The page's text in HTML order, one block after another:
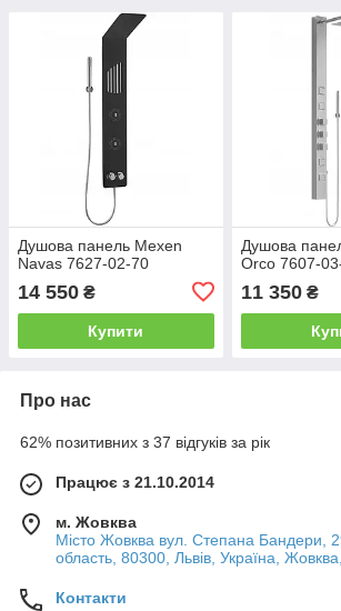
Душова панель Mexen
Navas 7627-02-70
14 550 ₴
Купити
Душова
Orco 7607-
11 350₴
Про нас
62% позитивних з 37 відгуків за рік
Працює з 21.10.2014
м. Жовква
Місто Жовква вул. Степана Бандери,
область, 80300, Львів, Україна,
Контакти